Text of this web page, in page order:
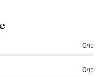
0/10
0/10